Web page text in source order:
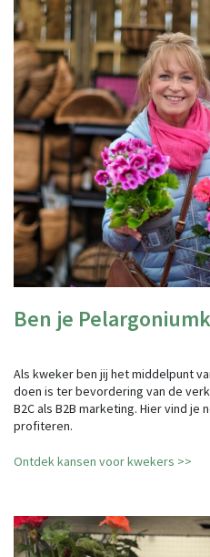
Ben je
Als kweker ben jij het middelpunt
doen is ter bevordering van de
B2C als B2B marketing. Hier vind
profiteren.
Ontdek kansen voor kwekers >>